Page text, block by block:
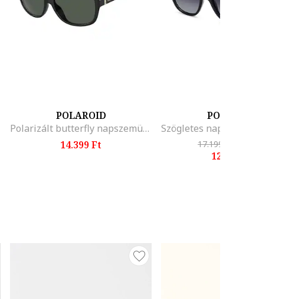
POLAROID
Polarizált butterfly napszemüveg logóval
14.399 Ft
POLAROID
17.199 Ft
12.799 Ft